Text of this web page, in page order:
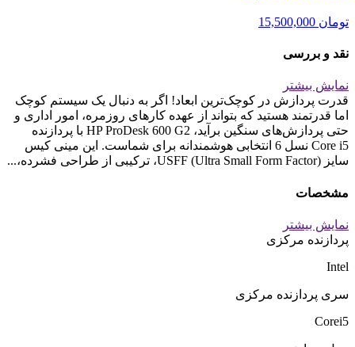
تومان
نقد و بررسی
نمایش بیشتر
قدرت پردازش در کوچک‌ترین ابعاد! اگر به دنبال یک سیستم کوچک
اما قدرتمند هستید که بتواند از عهده کارهای روزمره، امور اداری و
حتی پردازش‌های سنگین برآید، HP ProDesk 600 G2 با پردازنده
Core i5 نسل 6 انتخابی هوشمندانه برای شماست. این مینی کیس
سایز USFF (Ultra Small Form Factor)، ترکیبی از طراحی فشرده،...
مشخصات
نمایش بیشتر
پردازنده مرکزی
Intel
سری پردازنده مرکزی
Corei5